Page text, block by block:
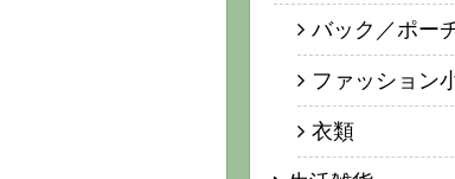
バック／ポー
ファッション
衣類